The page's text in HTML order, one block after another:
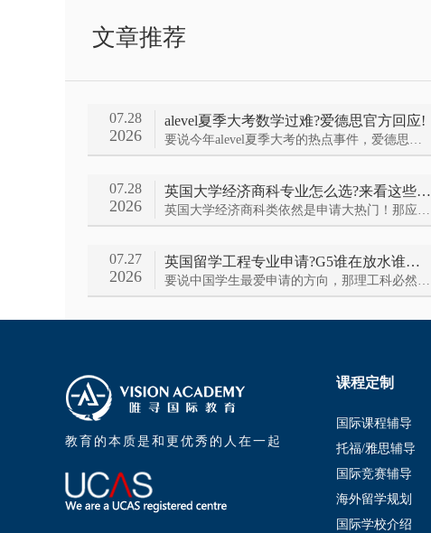
文章推荐
07.28
2026
alevel夏季大考数学过难?爱德思官方回应!
要说今年alevel夏季大考的热点事件，爱德思数学·本土版考试的地狱难度必然能上榜，超3万人请愿考试局重申的风波还在持续。官方是怎么回应的呢？我们一起来看看~
07.28
2026
英国大学经济商科专业怎么选?来看这些排名TOP的学校
英国大学经济商科类依然是申请大热门！那应该怎么选校呢？我们不妨来一起看看今年的专业排名吧~
07.27
2026
英国留学工程专业申请?G5谁在放水谁在收紧?
要说中国学生最爱申请的方向，那理工科必然遥遥领先~那么英国留学工程专业申请今年的难度又如何了呢？我们一起来看——
教育的本质是和更优秀的人在一起
课程定制
国际课程辅导
托福/雅思辅导
国际竞赛辅导
海外留学规划
国际学校介绍